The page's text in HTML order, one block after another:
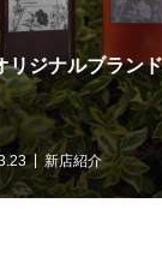
しており